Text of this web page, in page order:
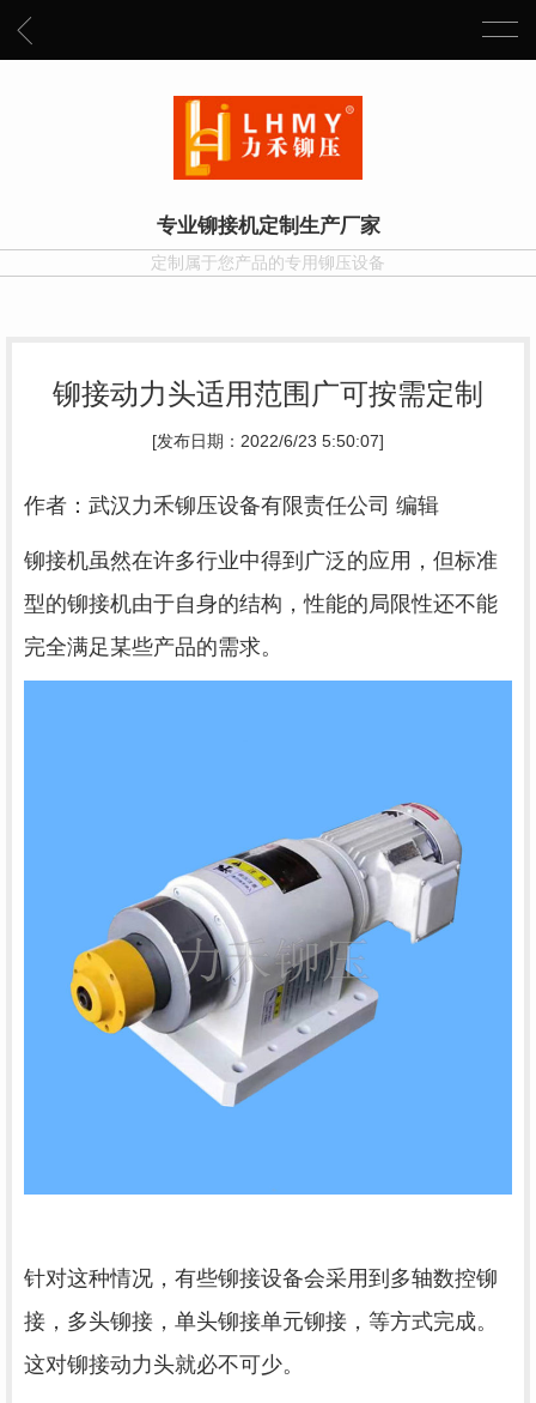
专业铆接机定制生产厂家
定制属于您产品的专用铆压设备
铆接动力头适用范围广可按需定制
[发布日期：2022/6/23 5:50:07]
作者：武汉力禾铆压设备有限责任公司 编辑
铆接机虽然在许多行业中得到广泛的应用，但标准
型的铆接机由于自身的结构，性能的局限性还不能
完全满足某些产品的需求。
针对这种情况，有些铆接设备会采用到多轴数控铆
接，多头铆接，单头铆接单元铆接，等方式完成。
这对铆接动力头就必不可少。